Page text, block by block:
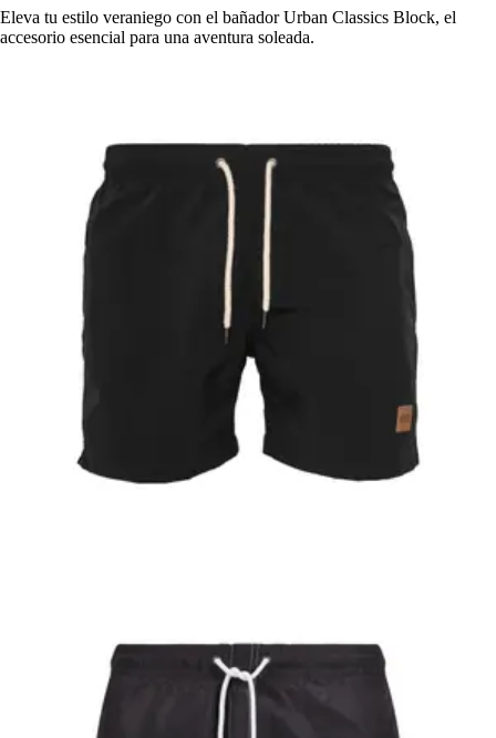
Eleva tu estilo veraniego con el bañador Urban Classics Block, el
accesorio esencial para una aventura soleada.